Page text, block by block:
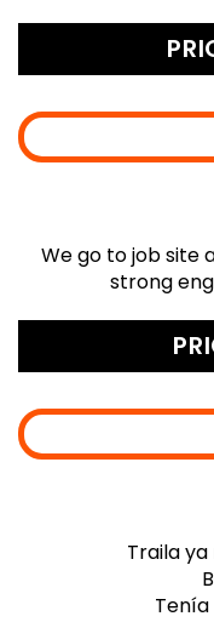
We go to job site
strong
Traila